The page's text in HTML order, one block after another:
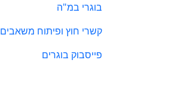
בוגרי במ"ה
קשרי חוץ ופיתוח משאבים
פייסבוק בוגרים